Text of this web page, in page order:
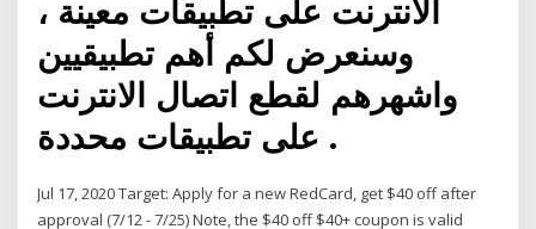
الانترنت على تطبيقات معينة ،
وسنعرض لكم أهم تطبيقيين
واشهرهم لقطع اتصال الانترنت
على تطبيقات محددة .
Jul 17, 2020 Target: Apply for a new RedCard, get $40 off after
approval (7/12 - 7/25) Note, the $40 off $40+ coupon is valid